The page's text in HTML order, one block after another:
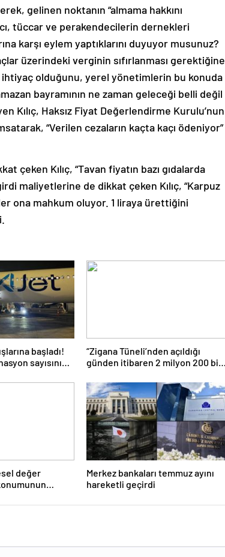
gelinen noktanın “almama hakkını
tüccar ve perakendecilerin dernekleri
karşı eylem yaptıklarını duyuyor musunuz?
üzerindeki verginin sıfırlanması gerektiğine
ihtiyaç olduğunu, yerel yönetimlerin bu konuda
bayramının ne zaman geleceği belli değil
Kılıç, Haksız Fiyat Değerlendirme Kurulu’nun
“Verilen cezaların kaçta kaçı ödeniyor”
çeken Kılıç, “Tavan fiyatın bazı gıdalarda
maliyetlerine de dikkat çeken Kılıç, “Karpuz
ona mahkum oluyor. 1 liraya ürettiğini
başladı!
sayısını
“Zigana Tüneli’nden açıldığı
günden itibaren 2 milyon 200 bin
değer
Merkez bankaları temmuz ayını
hareketli geçirdi